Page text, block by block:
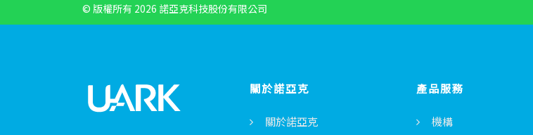
© 版權所有 2026 諾亞克科技股份有限公司
關於諾亞克
關於諾亞克
產品服務
機構